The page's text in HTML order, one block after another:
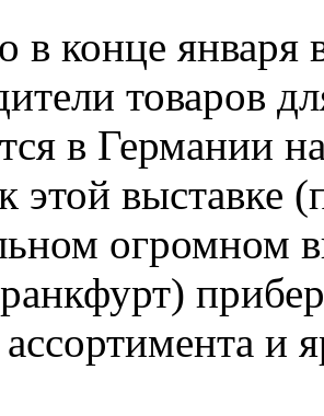
в конце января
товаров
в Германии
этой выставке
огромном
и